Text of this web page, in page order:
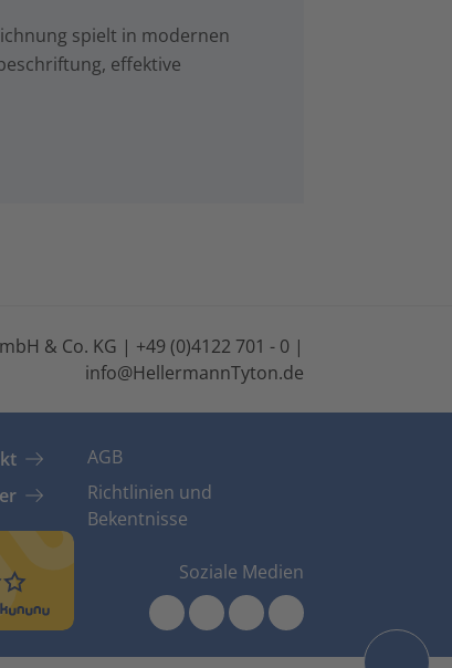
spielt in modernen
effektive
& Co. KG | +49 (0)4122 701 - 0 |
info@HellermannTyton.de
AGB
Richtlinien und
Bekentnisse
Soziale Medien